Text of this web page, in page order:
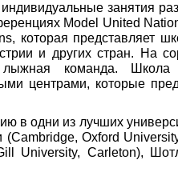
занятия
Model United
которая представляет
и других стран. На
команда. Школа
центрами, которые
в одни из лучших
(Cambridge, Oxford
University, Carleton),